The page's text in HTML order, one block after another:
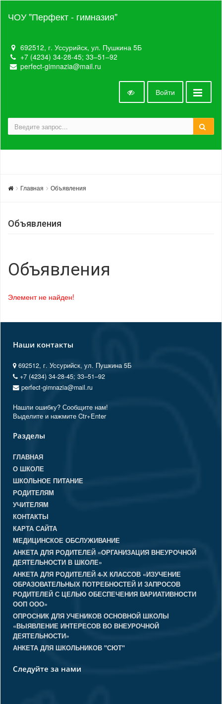
ЧОУ "Перфект - гимназия"
692512, г. Уссурийск, ул. Пушкина 5Б
+7 (4234) 34-28-45; 33‒51‒92
perfect-gimnazia@mail.ru
Войти
Главная Объявления
Объявления
Объявления
Элемент не найден!
Наши контакты
692512, г. Уссурийск, ул. Пушкина 5Б
+7 (4234) 34-28-45; 33‒51‒92
perfect-gimnazia@mail.ru
Нашли ошибку? Сообщите нам!
Выделите и нажмите Ctr+Enter
Разделы
ГЛАВНАЯ
О ШКОЛЕ
ШКОЛЬНОЕ ПИТАНИЕ
РОДИТЕЛЯМ
УЧИТЕЛЯМ
КОНТАКТЫ
КАРТА САЙТА
МЕДИЦИНСКОЕ ОБСЛУЖИВАНИЕ
АНКЕТА ДЛЯ РОДИТЕЛЕЙ «ОРГАНИЗАЦИЯ ВНЕУРОЧНОЙ
ДЕЯТЕЛЬНОСТИ В ШКОЛЕ»
АНКЕТА ДЛЯ РОДИТЕЛЕЙ 4-Х КЛАССОВ «ИЗУЧЕНИЕ
ОБРАЗОВАТЕЛЬНЫХ ПОТРЕБНОСТЕЙ И ЗАПРОСОВ
РОДИТЕЛЕЙ С ЦЕЛЬЮ ОБЕСПЕЧЕНИЯ ВАРИАТИВНОСТИ
ООП ООО»
ОПРОСНИК ДЛЯ УЧЕНИКОВ ОСНОВНОЙ ШКОЛЫ
«ВЫЯВЛЕНИЕ ИНТЕРЕСОВ ВО ВНЕУРОЧНОЙ
ДЕЯТЕЛЬНОСТИ»
АНКЕТА ДЛЯ ШКОЛЬНИКОВ "СЮТ"
Следуйте за нами